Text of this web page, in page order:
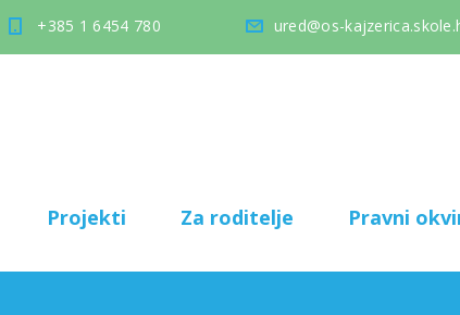
+385 1 6454 780 ured@os-
Projekti Za roditelje Pravni